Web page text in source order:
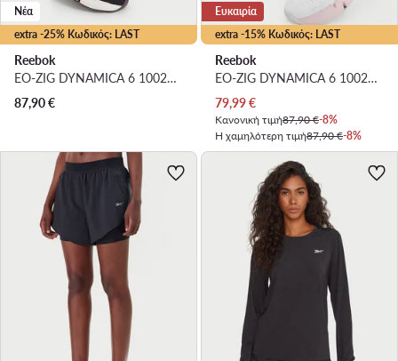
extra -25% Κωδικός: LAST
Νέα
Reebok
EO-ZIG DYNAMICA 6 100263921 · Παπούτσια για Γυμναστήριο
87,90€
extra -15% Κωδικός: LAST
Ευκαιρία
Reebok
EO-ZIG DYNAMICA 6 100271438 · Παπούτσια για Τρέξιμο
Τρέχουσα τιμή
79,99€
Κανονική τιμή87,90 €-8%
Η χαμηλότερη τιμή87,90 €-8%